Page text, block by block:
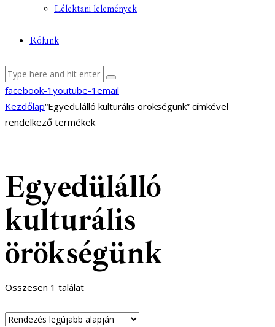
Lélektani lelemények
Rólunk
facebook-1 youtube-1 email
Kezdőlap“Egyedülálló kulturális örökségünk” címkével
rendelkező termékek
Egyedülálló
kulturális
örökségünk
Összesen 1 találat